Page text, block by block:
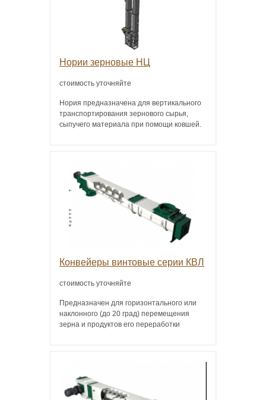
Нории зерновые НЦ
стоимость уточняйте
Нория предназначена для вертикального
транспортирования зернового сырья,
сыпучего материала при помощи ковшей.
Конвейеры винтовые серии КВЛ
стоимость уточняйте
Предназначен для горизонтального или
наклонного (до 20 град) перемещения
зерна и продуктов его переработки